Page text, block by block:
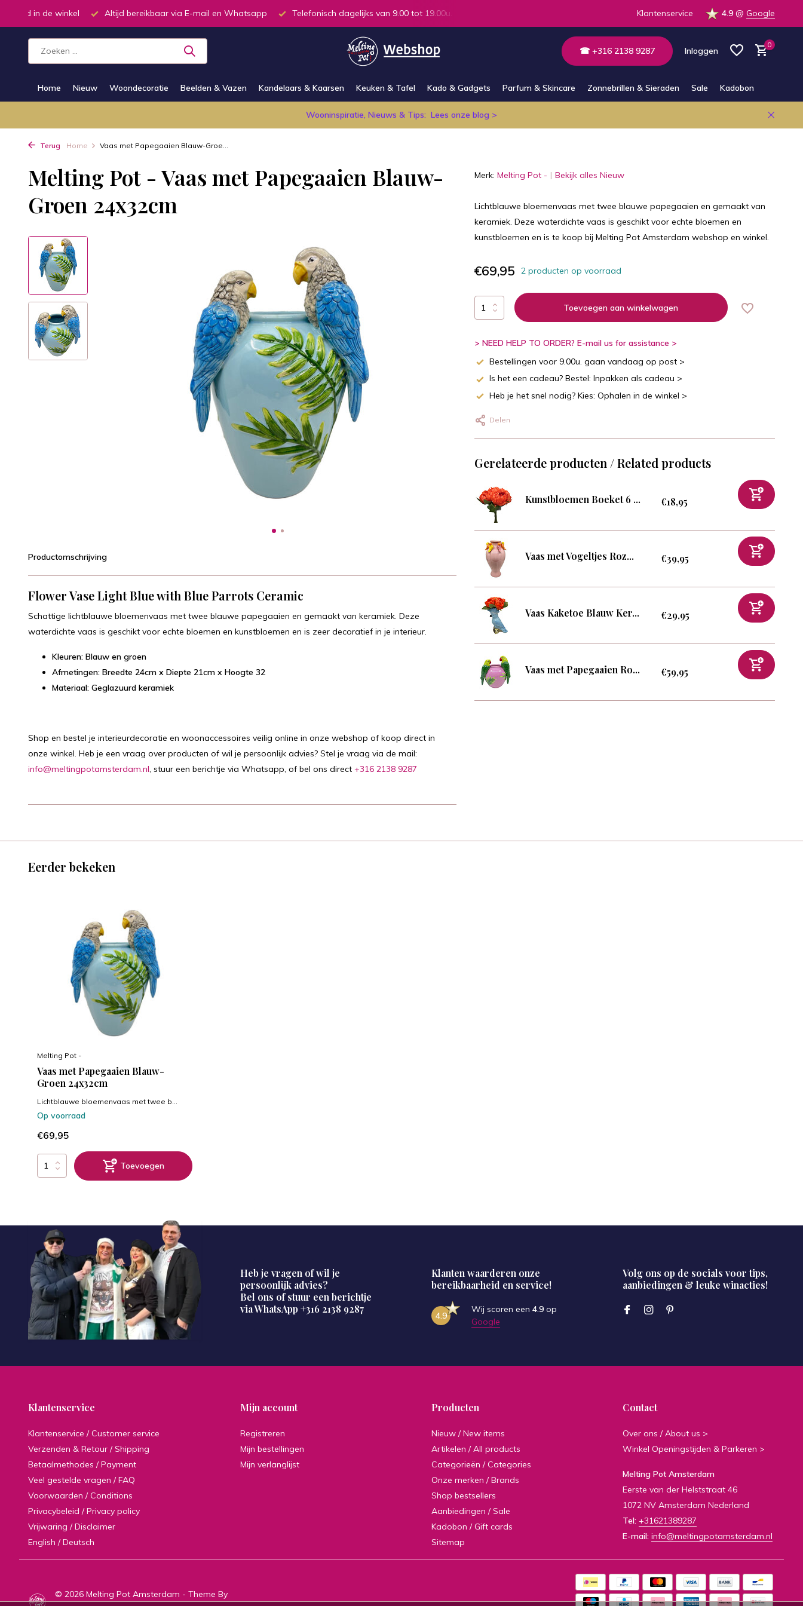
in de winkel Altijd bereikbaar via E-mail en Whatsapp Telefonisch dagelijks van 9.00 tot 19.00u. Klantenservice 4.9 @ Google
☎ +316 2138 9287 Inloggen
0
Home Nieuw Woondecoratie Beelden & Vazen Kandelaars & Kaarsen Keuken & Tafel Kado & Gadgets Parfum & Skincare Zonnebrillen & Sieraden Sale Kadobon
Wooninspiratie, Nieuws & Tips: Lees onze blog >
Terug Home Vaas met Papegaaien Blauw-Groe...
Melting Pot - Vaas met Papegaaien Blauw-
Groen 24x32cm
Productomschrijving
Flower Vase Light Blue with Blue Parrots Ceramic
Schattige lichtblauwe bloemenvaas met twee blauwe papegaaien en gemaakt van keramiek. Deze
waterdichte vaas is geschikt voor echte bloemen en kunstbloemen en is zeer decoratief in je interieur.
Kleuren: Blauw en groen
Afmetingen: Breedte 24cm x Diepte 21cm x Hoogte 32
Materiaal: Geglazuurd keramiek
Shop en bestel je interieurdecoratie en woonaccessoires veilig online in onze webshop of koop direct in
onze winkel. Heb je een vraag over producten of wil je persoonlijk advies? Stel je vraag via de mail:
info@meltingpotamsterdam.nl, stuur een berichtje via Whatsapp, of bel ons direct +316 2138 9287
Merk: Melting Pot - Bekijk alles Nieuw
Lichtblauwe bloemenvaas met twee blauwe papegaaien en gemaakt van
keramiek. Deze waterdichte vaas is geschikt voor echte bloemen en
kunstbloemen en is te koop bij Melting Pot Amsterdam webshop en winkel.
€69,95 2 producten op voorraad
Toevoegen aan winkelwagen
> NEED HELP TO ORDER? E-mail us for assistance >
Bestellingen voor 9.00u. gaan vandaag op post >
Is het een cadeau? Bestel: Inpakken als cadeau >
Heb je het snel nodig? Kies: Ophalen in de winkel >
Delen
Gerelateerde producten / Related products
Kunstbloemen Boeket 6 ... €18,95
Vaas met Vogeltjes Roz... €39,95
Vaas Kaketoe Blauw Ker... €29,95
Vaas met Papegaaien Ro... €59,95
Eerder bekeken
Melting Pot -
Vaas met Papegaaien Blauw-
Groen 24x32cm
Lichtblauwe bloemenvaas met twee b...
Op voorraad
€69,95
Toevoegen
Heb je vragen of wil je
persoonlijk advies?
Bel ons of stuur een berichtje
via WhatsApp +316 2138 9287
Klanten waarderen onze
bereikbaarheid en service!
4.9
Wij scoren een 4.9 op
Google
Volg ons op de socials voor tips,
aanbiedingen & leuke winacties!
Klantenservice
Klantenservice / Customer service
Verzenden & Retour / Shipping
Betaalmethodes / Payment
Veel gestelde vragen / FAQ
Voorwaarden / Conditions
Privacybeleid / Privacy policy
Vrijwaring / Disclaimer
English / Deutsch
Mijn account
Registreren
Mijn bestellingen
Mijn verlanglijst
Producten
Nieuw / New items
Artikelen / All products
Categorieën / Categories
Onze merken / Brands
Shop bestsellers
Aanbiedingen / Sale
Kadobon / Gift cards
Sitemap
Contact
Over ons / About us >
Winkel Openingstijden & Parkeren >
Melting Pot Amsterdam
Eerste van der Helststraat 46
1072 NV Amsterdam Nederland
Tel: +31621389287
E-mail: info@meltingpotamsterdam.nl
© 2026 Melting Pot Amsterdam - Theme By